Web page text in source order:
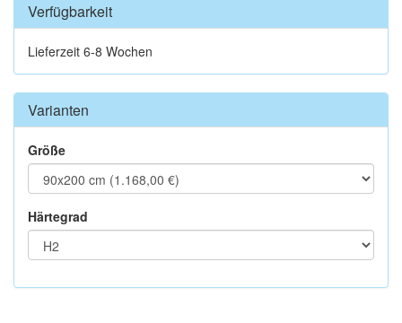
Verfügbarkeit
Lieferzeit 6-8 Wochen
Varianten
Größe
Härtegrad